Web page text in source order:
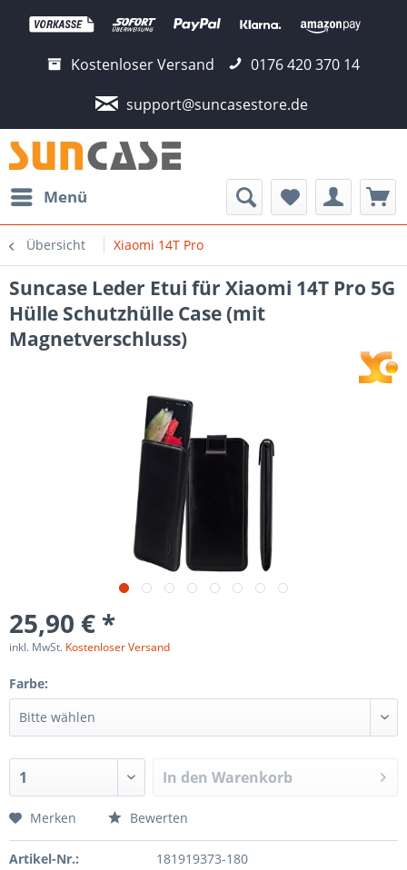
Kostenloser Versand
0176 420 370 14
support@suncasestore.de
Menü
Übersicht Xiaomi 14T Pro
Suncase Leder Etui für Xiaomi 14T Pro 5G
Hülle Schutzhülle Case (mit
Magnetverschluss)
25,90 € *
inkl. MwSt. Kostenloser Versand
Farbe:
In den Warenkorb
Merken Bewerten
Artikel-Nr.: 181919373-180